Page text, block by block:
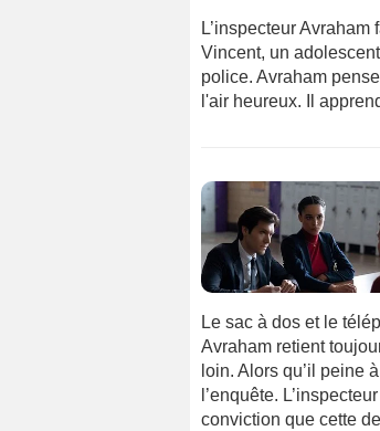
L’inspecteur
Vincent, un
police. Avraham
l'air heureux. Il
Le sac à dos et le
Avraham retient
loin. Alors qu’il peine
l’enquête.
conviction que cette